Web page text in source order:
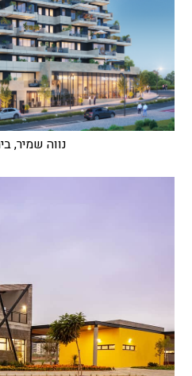
נווה שמיר,